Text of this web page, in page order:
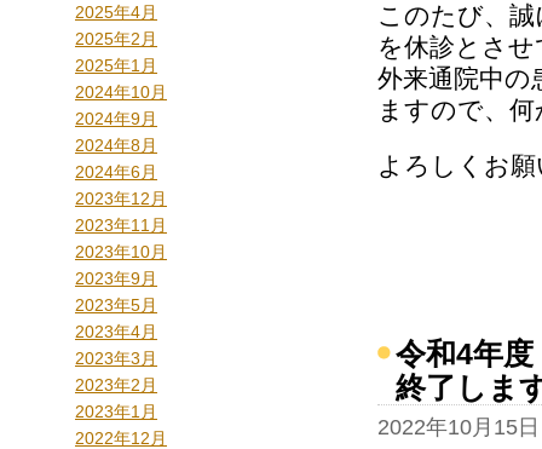
2025年4月
2025年2月
2025年1月
2024年10月
2024年9月
2024年8月
2024年6月
2023年12月
2023年11月
2023年10月
2023年9月
2023年5月
2023年4月
2023年3月
2023年2月
2023年1月
2022年12月
このたび、
を休診とさ
外来通院中の
ますので、
よろしくお
令和4年
終了しま
2022年10月15